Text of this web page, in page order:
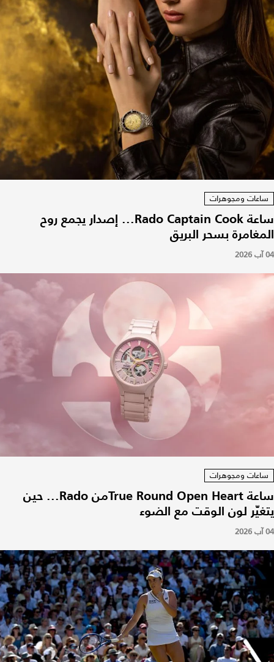
ساعات ومجوهرات
ساعة Rado Captain Cook... إصدار يجمع روح
المغامرة بسحر البريق
04 آب 2026
ساعات ومجوهرات
ساعة True Round Open Heartمن Rado... حين
يتغيّر لون الوقت مع الضوء
04 آب 2026